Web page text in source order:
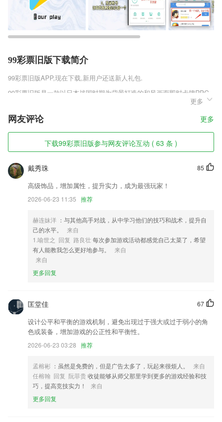
99彩票旧版下载简介
99彩票旧版APP,现在下载,新用户还送新人礼包.
99彩票旧版是一款以日本战国时期为背景打造的和风画面即时卡牌RPG
手机游戏，你可以感受到彼时天下群雄并起，身负各自的正义等特色，魔
王的野心带来了杀戮，但也只有魔王才能终结乱世，引领大和走向统一。
在游戏中，您将带领织田信长、丰臣秀吉、武田信玄和上衫谦信等各国大
将一统天下，平息乱世。
99彩票旧版软件特色
1,畅享便利移动学习生活，紧扣考试大纲，随时随地轻松练习。
2,信息流列表页增加语音播报标识，点击即可播放。
3,人猫互译：一键翻译，帮助你与高冷的喵星人交流！
5,供给多款贴心小工具, 如开屏闪学、考试日历, 让你英语随心学。
6,＊ 以书会友
99彩票旧版软件优势
2.培养具有全球视野的高端人才和具有市场竞争力的高级职业人才。
3.4——6年级，讲连接、讲布局、有速度、有交融。
4.韩语、法语、德语、俄语、泰语、汉语、英语、韩文翻译、韩文拍照翻
译、韩语输入法、法语入门等等！
5.通过网络信息技术创建起学校、家庭、社会三位一体的教育网络。
6.——软件内用户可以学习大师的行棋思路
99彩票旧版更新了什么?
更多
网友评论 更多
下载99彩票旧版参与网友评论互动 ( 63 条 )
85
戴秀珠
高级饰品，增加属性，提升实力，成为最强玩家！
2026-06-23 11:35 推荐
赫连妹洋 ：与其他高手对战，从中学习他们的技巧和战术，提升自
己的水平。
来自
1.喻世之 回复 路良壮 每次参加游戏活动都感觉自己太菜了，希望
有人能教我怎么更好地参与。
来自
来自
更多回复
67
匡堂佳
设计公平和平衡的游戏机制，避免出现过于强大或过于弱小的角
色或装备，增加游戏的公正性和平衡性。
2026-06-23 03:28 推荐
孟榕彬 ：虽然是免费的，但是广告太多了，玩起来很烦人。
来自
任榕翰 回复 阮菲贵收徒能够从师父那里学到更多的游戏经验和技
巧，提高竞技实力！
来自
更多回复